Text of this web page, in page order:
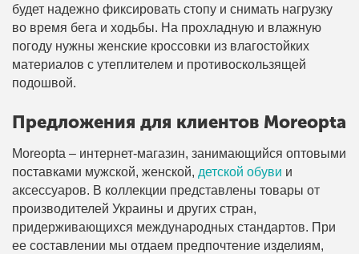
будет надежно фиксировать стопу и снимать нагрузку
во время бега и ходьбы. На прохладную и влажную
погоду нужны женские кроссовки из влагостойких
материалов с утеплителем и противоскользящей
подошвой.
Предложения для клиентов Moreopta
Moreopta – интернет-магазин, занимающийся оптовыми
поставками мужской, женской, детской обуви и
аксессуаров. В коллекции представлены товары от
производителей Украины и других стран,
придерживающихся международных стандартов. При
ее составлении мы отдаем предпочтение изделиям,